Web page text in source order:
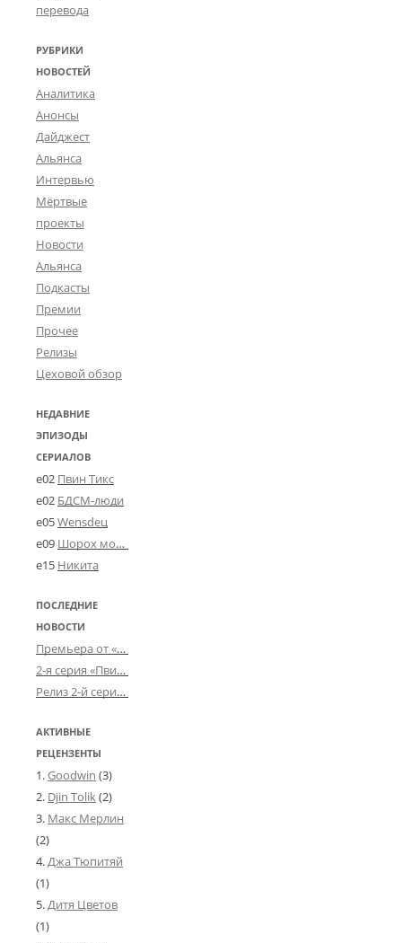
перевода
РУБРИКИ
НОВОСТЕЙ
Аналитика
Анонсы
Дайджест
Альянса
Интервью
Мёртвые
проекты
Новости
Альянса
Подкасты
Премии
Прочее
Релизы
Цеховой обзор
НЕДАВНИЕ
ЭПИЗОДЫ
СЕРИАЛОВ
e02 Пвин Тикс
e02 БДСМ-люди
e05Wensdeц
e09 Шорох мозговины
e15 Никита
ПОСЛЕДНИЕ
НОВОСТИ
Премьера от «Усталого королевства»: «Игорь начал»
2-я серия «Пвин Тикса» от 2-D
Релиз 2-й серии «БДСМ-людей» от «Аркада Фильм»
АКТИВНЫЕ
РЕЦЕНЗЕНТЫ
Goodwin (3)
Djin Tolik(2)
Макс Мерлин
(2)
Джа Тюпитяй
(1)
Дитя Цветов
(1)